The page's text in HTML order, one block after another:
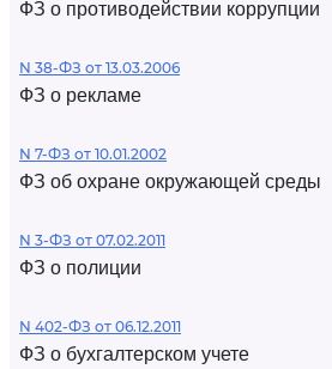
ФЗ о противодействии коррупции
N 38-ФЗ от 13.03.2006
ФЗ о рекламе
N 7-ФЗ от 10.01.2002
ФЗ об охране окружающей среды
N 3-ФЗ от 07.02.2011
ФЗ о полиции
N 402-ФЗ от 06.12.2011
ФЗ о бухгалтерском учете